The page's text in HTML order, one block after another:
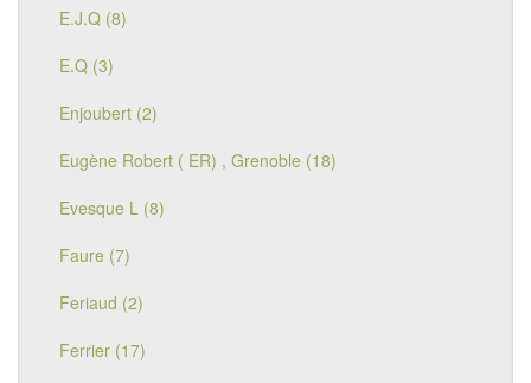
E.J.Q (8)
E.Q (3)
Enjoubert (2)
Eugène Robert ( ER) , Grenoble (18)
Evesque L (8)
Faure (7)
Feriaud (2)
Ferrier (17)